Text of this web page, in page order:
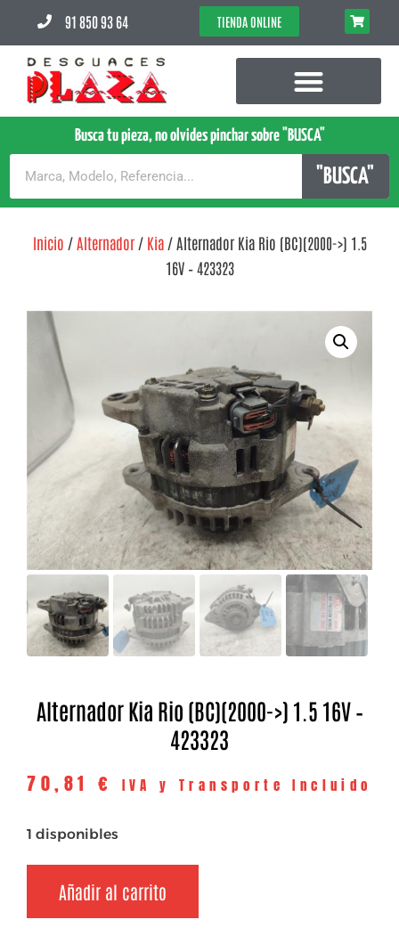
91 850 93 64 TIENDA ONLINE
Busca tu pieza, no olvides pinchar sobre "BUSCA"
"BUSCA"
Inicio / Alternador/ Kia/ Alternador Kia Rio (BC)(2000->) 1.5
16V – 423323
Alternador Kia Rio (BC)(2000->) 1.5 16V –
423323
70,81 € IVA y Transporte Incluido
1 disponibles
Añadir al carrito